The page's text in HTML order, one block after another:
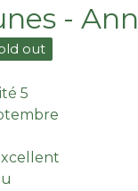
-
out
5